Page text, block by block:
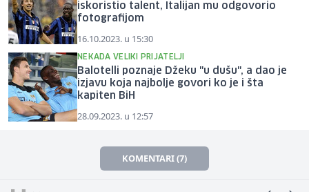
iskoristio talent, Italijan mu odgovorio
fotografijom
16.10.2023. u 15:30
NEKADA VELIKI PRIJATELJI
Balotelli poznaje Džeku "u dušu", a dao je
izjavu koja najbolje govori ko je i šta
kapiten BiH
28.09.2023. u 12:57
KOMENTARI (7)